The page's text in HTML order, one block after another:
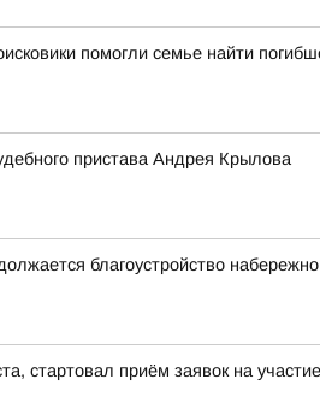
помогли семье найти
пристава Андрея Крылова
благоустройство
стартовал приём заявок на